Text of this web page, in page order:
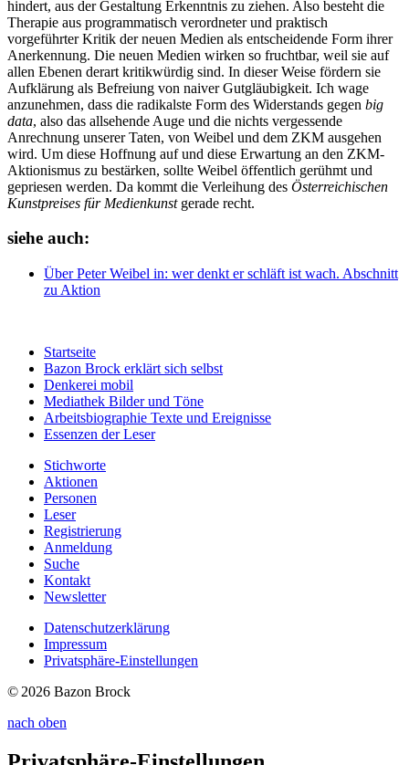
hindert, aus der Gestaltung Erkenntnis zu ziehen. Also besteht die
Therapie aus programmatisch verordneter und praktisch
vorgeführter Kritik der neuen Medien als entscheidende Form ihrer
Anerkennung. Die neuen Medien wirken so fruchtbar, weil sie auf
allen Ebenen derart kritikwürdig sind. In dieser Weise fördern sie
Aufklärung als Befreiung von naiver Gutgläubigkeit. Ich wage
anzunehmen, dass die radikalste Form des Widerstands gegen big
data, also das allsehende Auge und die nichts vergessende
Anrechnung unserer Taten, von Weibel und dem ZKM ausgehen
wird. Um diese Hoffnung auf und diese Erwartung an den ZKM-
Aktionismus zu bestärken, sollte Weibel öffentlich gerühmt und
gepriesen werden. Da kommt die Verleihung des Österreichischen
Kunstpreises für Medienkunstgerade recht.
siehe auch:
Über Peter Weibel in: wer denkt er schläft ist wach. Abschnitt
zu Aktion
Startseite
Bazon Brock erklärt sich selbst
Denkerei mobil
Mediathek Bilder und Töne
Arbeitsbiographie Texte und Ereignisse
Essenzen der Leser
Stichworte
Aktionen
Personen
Leser
Registrierung
Anmeldung
Suche
Kontakt
Newsletter
Datenschutzerklärung
Impressum
Privatsphäre-Einstellungen
© 2026 Bazon Brock
nach oben